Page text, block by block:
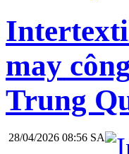
may
Trung
28/04/2026 08:56 SA